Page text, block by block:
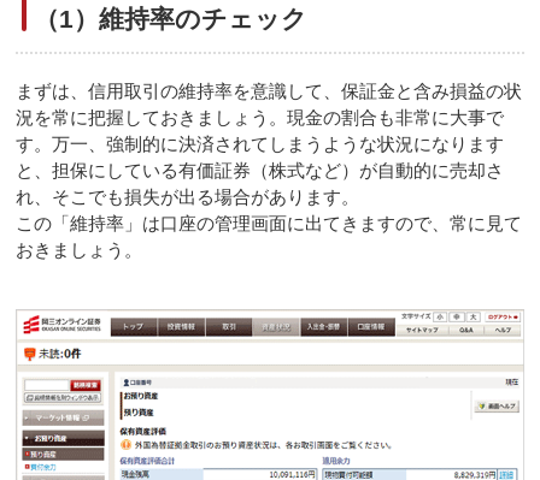
（1）維持率のチェック
まずは、信用取引の維持率を意識して、保証金と含み損益の状
況を常に把握しておきましょう。現金の割合も非常に大事で
す。万一、強制的に決済されてしまうような状況になります
と、担保にしている有価証券（株式など）が自動的に売却さ
れ、そこでも損失が出る場合があります。
この「維持率」は口座の管理画面に出てきますので、常に見て
おきましょう。